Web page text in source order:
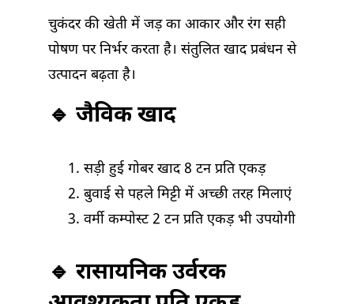
चुकंदर की खेती में जड़ का आकार और रंग सही
पोषण पर निर्भर करता है। संतुलित खाद प्रबंधन से
उत्पादन बढ़ता है।
🔹 जैविक खाद
सड़ी हुई गोबर खाद 8 टन प्रति एकड़
बुवाई से पहले मिट्टी में अच्छी तरह मिलाएं
वर्मी कम्पोस्ट 2 टन प्रति एकड़ भी उपयोगी
🔹 रासायनिक उर्वरक